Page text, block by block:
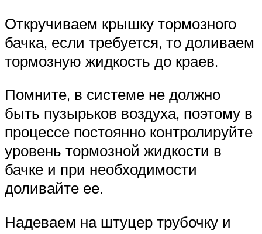
Откручиваем крышку тормозного
бачка, если требуется, то доливаем
тормозную жидкость до краев.
Помните, в системе не должно
быть пузырьков воздуха, поэтому в
процессе постоянно контролируйте
уровень тормозной жидкости в
бачке и при необходимости
доливайте ее.
Надеваем на штуцер трубочку и